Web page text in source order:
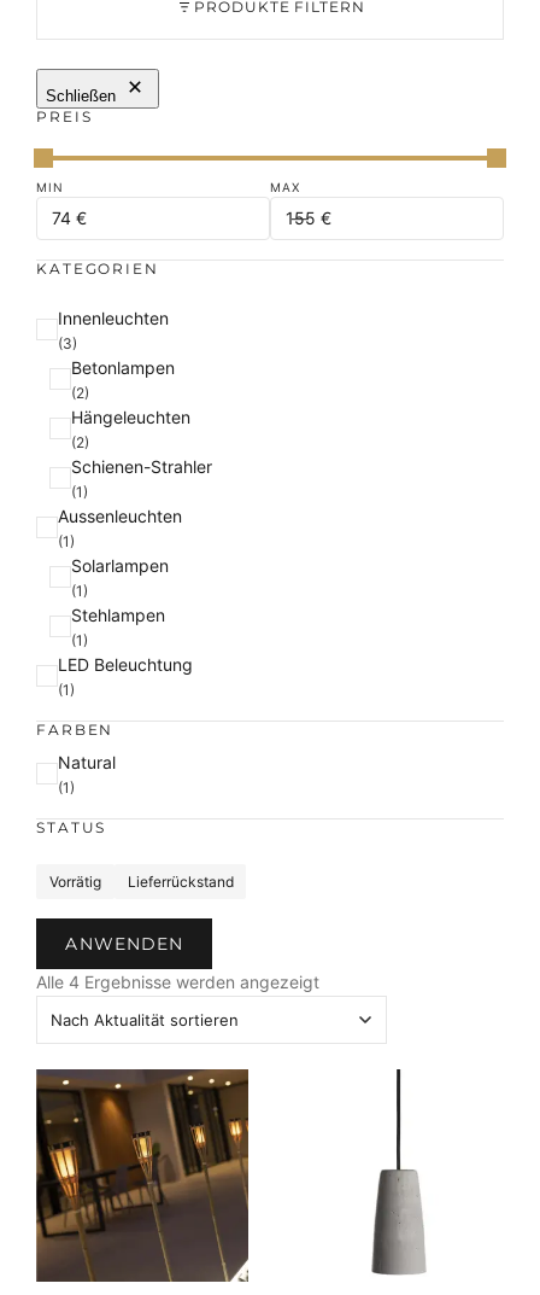
PRODUKTE FILTERN
Schließen
PREIS
KATEGORIEN
K
a
Innenleuchten
(3)
Betonlampen
(2)
Hängeleuchten
(2)
Schienen-Strahler
(1)
Aussenleuchten
(1)
Solarlampen
(1)
Stehlampen
(1)
LED Beleuchtung
(1)
FARBEN
F
a
r
Natural
(1)
STATUS
u
Vorrätig Lieferrückstand
ANWENDEN
Alle 4 Ergebnisse werden angezeigtN